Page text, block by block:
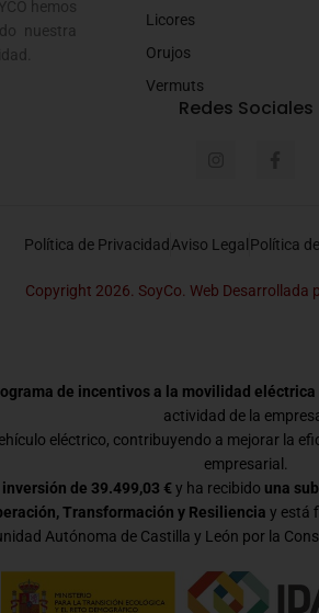
hemos
nuestra
Licores
Orujos
Vermuts
Redes Sociales
Política de PrivacidadAviso Legal Política
Copyright 2026. SoyCo. Web Desarrollada
de incentivos a la movilidad eléctrica
actividad de la
eléctrico, contribuyendo a mejorar la
empresarial.
de 39.499,03 € y ha recibido una
Transformación y Resiliencia y está
Autónoma de Castilla y León por la